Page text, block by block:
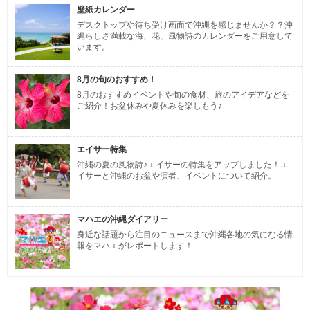
壁紙カレンダー
デスクトップや待ち受け画面で沖縄を感じませんか？？沖
縄らしさ満載な海、花、風物詩のカレンダーをご用意して
います。
8月の旬のおすすめ！
8月のおすすめイベントや旬の食材、旅のアイデアなどを
ご紹介！お盆休みや夏休みを楽しもう♪
エイサー特集
沖縄の夏の風物詩♪エイサーの特集をアップしました！エ
イサーと沖縄のお盆や演者、イベントについて紹介。
マハエの沖縄ダイアリー
身近な話題から注目のニュースまで沖縄各地の気になる情
報をマハエがレポートします！